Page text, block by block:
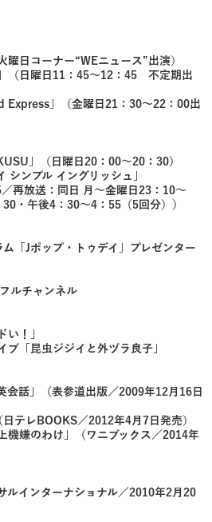
曜日コーナー“WEニュース”出演）
（日曜日11：45～12：45 不定期出
Express」（金曜日21：30～22：00出
」（日曜日20：00～20：30）
シンプル イングリッシュ」
再放送：同日 月～金曜日23：10～
・午後4：30～4：55（5回分））
「Jポップ・トゥデイ」プレゼンター
ルチャンネル
い！」
「昆虫ジジイと外ヅラ良子」
会話」（表参道出版／2009年12月16日
テレBOOKS／2012年4月7日発売）
機嫌のわけ」（ワニブックス／2014年
ルインターナショナル／2010年2月20